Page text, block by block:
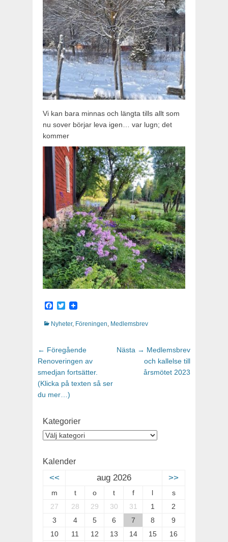
Vi kan bara minnas och längta tills allt som
nu sover börjar leva igen… var lugn; det
kommer
Facebook
Twitter
Kategorier
Nyheter, Föreningen, Medlemsbrev
Inläggsnavigering
← Föregående Föregående
inlägg:
Renoveringen av
smedjan fortsätter.
(Klicka på texten så ser
du mer…)
Nästa → Nästa
inlägg:
Medlemsbrev
och kallelse till
årsmötet 2023
Kategorier
Kategorier
Kalender
<< aug 2026 >>
m t o t f l
s
27
28 29 30 31 1
2
3
4 5 6 7 8
9
10
11 12 13 14 15
16